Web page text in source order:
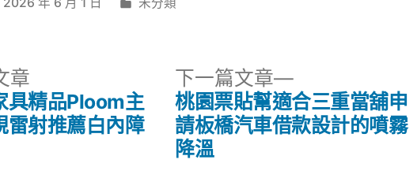
章
一
篇
具精品Ploom主
雷射推薦白內障
下一篇文章
下
一
篇
桃園票貼幫適合三重當舖申
請板橋汽車借款設計的噴霧
降溫